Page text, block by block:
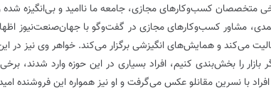
متخصصان کسب‌و‌کارهای مجازی، جامعه ما ناامید و بی‌انگیزه شده
مشاور کسب‌و‌کارهای مجازی در گفت‌و‌گو با ‌جهان‌صنعت‌نیوز‌
می‌کند و همایش‌های انگیزشی برگزار می‌کند. خواهر وی نیز در
بازار را بخش‌بندی کنیم، افراد بسیاری در این حوزه وارد شدند، برخی
با ‌نسرین مقانلو‌ عکس می‌گرفت و او نیز همواره این فروشنده